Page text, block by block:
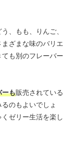
、もも、りんご、
ざまな味のバリエ
も別のフレーバー
ーも販売されている
のもよいでしょ
ゼリー生活を楽し